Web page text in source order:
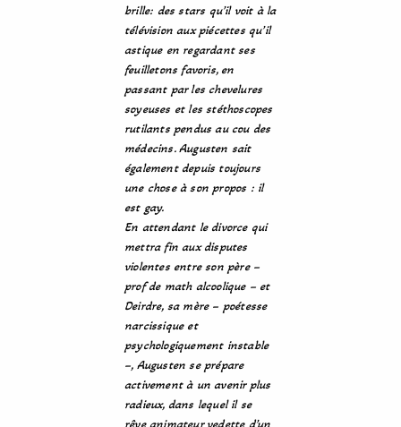
brille: des stars qu’il voit à la
télévision aux piécettes qu’il
astique en regardant ses
feuilletons favoris, en
passant par les chevelures
soyeuses et les stéthoscopes
rutilants pendus au cou des
médecins. Augusten sait
également depuis toujours
une chose à son propos : il
est gay.
En attendant le divorce qui
mettra fin aux disputes
violentes entre son père –
prof de math alcoolique – et
Deirdre, sa mère – poétesse
narcissique et
psychologiquement instable
–, Augusten se prépare
activement à un avenir plus
radieux, dans lequel il se
rêve animateur vedette d’un